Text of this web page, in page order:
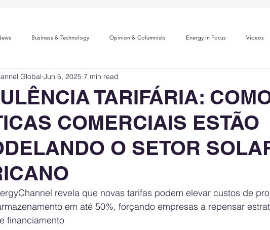
Business & Technology Opinion & Columnists Energy in Focus Videos
Innovation Index Sustainability & ESG Index
States Policy Public Policy Energy Policy Brand Perception Consumer
TARIFÁRIA:
COMERCIAIS ESTÃO
O SETOR
Global Jun 5, 2025 7 min read
revela que novas tarifas podem elevar custos de
em até 50%, forçando empresas a repensar
financiamento